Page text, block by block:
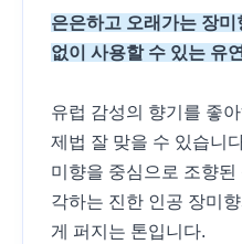
은은하고 오래가는 장
없이 사용할 수 있는 유
유럽 감성의 향기를 좋
제법 잘 맞을 수 있습니
미향을 중심으로 조향
각하는 진한 인공 장미
게 퍼지는 톤입니다.